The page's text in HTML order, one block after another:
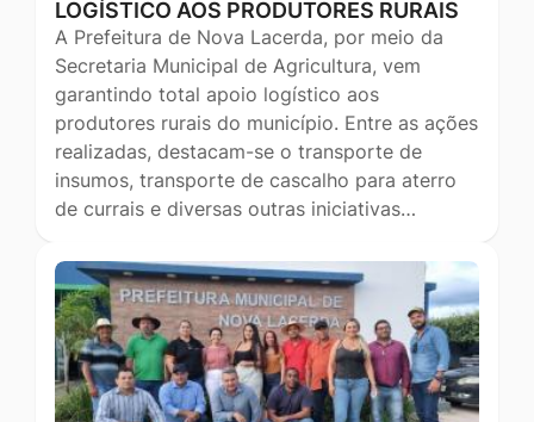
LOGÍSTICO AOS PRODUTORES RURAIS
A Prefeitura de Nova Lacerda, por meio da
Secretaria Municipal de Agricultura, vem
garantindo total apoio logístico aos
produtores rurais do município. Entre as ações
realizadas, destacam-se o transporte de
insumos, transporte de cascalho para aterro
de currais e diversas outras iniciativas…